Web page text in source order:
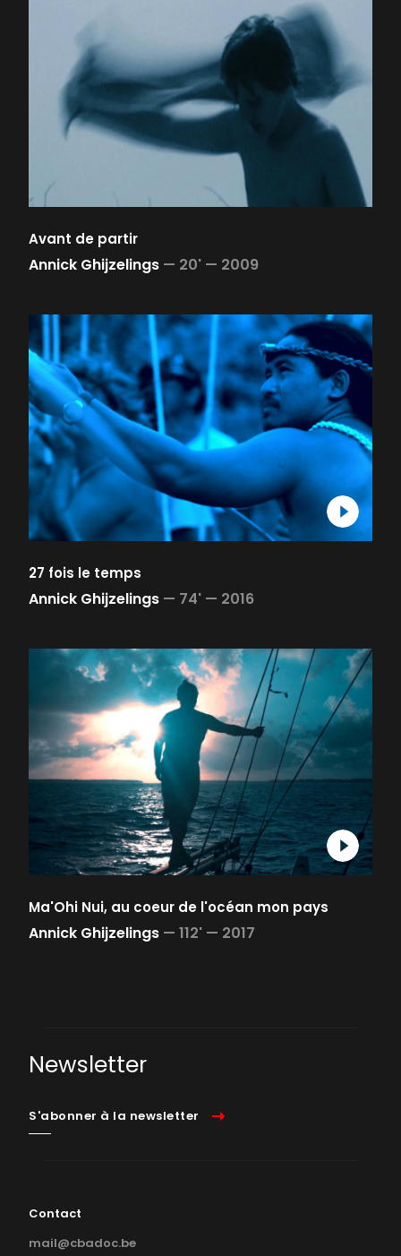
Avant de partir
Annick Ghijzelings — 20' — 2009
27 fois le temps
Annick Ghijzelings — 74' — 2016
Ma'Ohi Nui, au coeur de l'océan mon pays
Annick Ghijzelings — 112' — 2017
Newsletter
S'abonner à la newsletter
Contact
mail@cbadoc.be